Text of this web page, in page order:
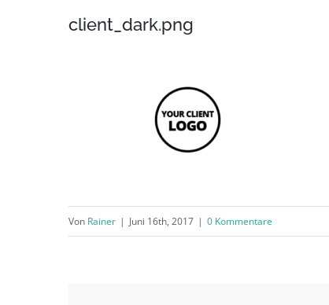
client_dark.png
Von Rainer | Juni 16th, 2017 | 0 Kommentare